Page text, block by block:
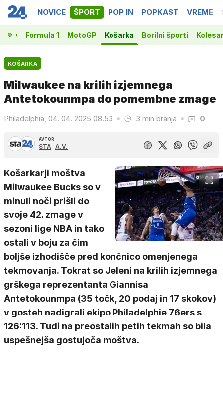
NOVICE ŠPORT POP IN POPKAST VREME
Formula 1 MotoGP Košarka Borilni športi
KOŠARKA
Milwaukee na krilih izjemnega
Antetokounmpa do pomembne zmage
Philadelphia, 04. 04. 2025 08.53 3 min branja 0
AVTOR:
STA A.V.
Košarkarji moštva
Milwaukee Bucks so v
minuli noči prišli do
svoje 42. zmage v
sezoni lige NBA in tako
ostali v boju za čim
boljše izhodišče pred končnico omenjenega
tekmovanja. Tokrat so Jeleni na krilih izjemnega
grškega reprezentanta Giannisa
Antetokounmpa (35 točk, 20 podaj in 17 skokov)
v gosteh nadigrali ekipo Philadelphie 76ers s
126:113. Tudi na preostalih petih tekmah so bila
uspešnejša gostujoča moštva.